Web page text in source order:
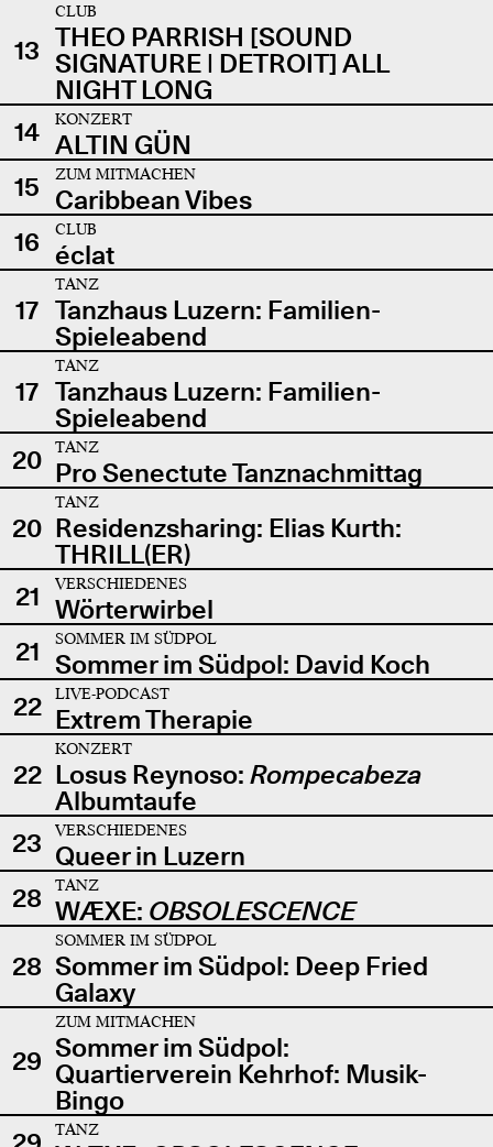
13
CLUB
THEO PARRISH [SOUND
SIGNATURE | DETROIT] ALL
NIGHT LONG
14
KONZERT
ALTIN GÜN
15
ZUM MITMACHEN
Caribbean Vibes
16
CLUB
éclat
17
TANZ
Tanzhaus Luzern: Familien-
Spieleabend
17
TANZ
Tanzhaus Luzern: Familien-
Spieleabend
20
TANZ
Pro Senectute Tanznachmittag
20
TANZ
Residenzsharing: Elias Kurth:
THRILL(ER)
21
VERSCHIEDENES
Wörterwirbel
21
SOMMER IM SÜDPOL
Sommer im Südpol: David Koch
22
LIVE-PODCAST
Extrem Therapie
22
KONZERT
Losus Reynoso: Rompecabeza
Albumtaufe
23
VERSCHIEDENES
Queer in Luzern
28
TANZ
WÆXE: OBSOLESCENCE
28
SOMMER IM SÜDPOL
Sommer im Südpol: Deep Fried
Galaxy
29
ZUM MITMACHEN
Sommer im Südpol:
Quartierverein Kehrhof: Musik-
Bingo
TANZ